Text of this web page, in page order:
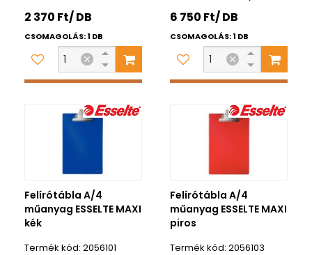
2 370 Ft/ DB
CSOMAGOLÁS: 1 DB
6 750 Ft/ DB
CSOMAGOLÁS: 1 DB
Felírótábla A/4
műanyag ESSELTE MAXI
kék
2056101
Felírótábla A/4
műanyag ESSELTE MAXI
piros
2056103